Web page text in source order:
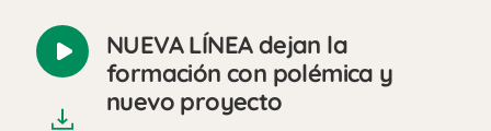
Reproducir
audio
NUEVA LÍNEA dejan la
formación con polémica y
nuevo proyecto